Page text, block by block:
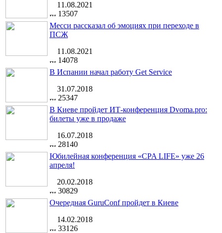
11.08.2021
13507
Месси рассказал об эмоциях при переходе в
ПСЖ
11.08.2021
14078
В Испании начал работу Get Service
31.07.2018
25347
В Киеве пройдет ИТ-конференция Dvoma.pro:
билеты уже в продаже
16.07.2018
28140
Юбилейная конференция «CPA LIFE» уже 26
апреля!
20.02.2018
30829
Очередная GuruConf пройдет в Киеве
14.02.2018
33126